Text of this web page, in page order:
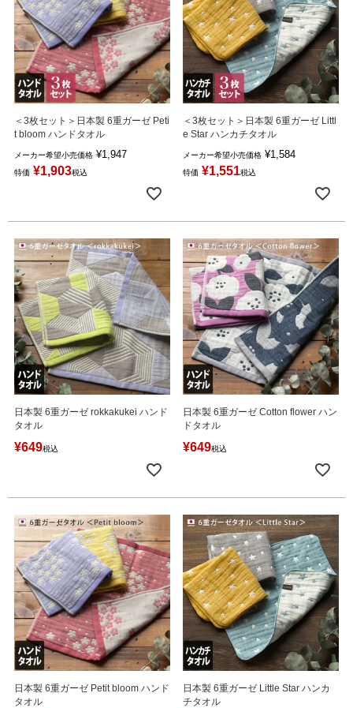
＜3枚セット＞日本製 6重ガーゼ Peti
t bloom ハンドタオル
メーカー希望小売価格 ¥1,947
特価 ¥1,903税込
＜3枚セット＞日本製 6重ガーゼ Littl
e Star ハンカチタオル
メーカー希望小売価格 ¥1,584
特価 ¥1,551税込
日本製 6重ガーゼ rokkakukei ハンド
タオル
¥649税込
日本製 6重ガーゼ Cotton flower ハン
ドタオル
¥649税込
日本製 6重ガーゼ Petit bloom ハンド
タオル
日本製 6重ガーゼ Little Star ハンカ
チタオル